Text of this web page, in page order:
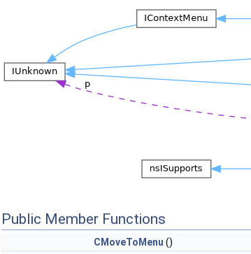
Public Member Functions
CMoveToMenu ()